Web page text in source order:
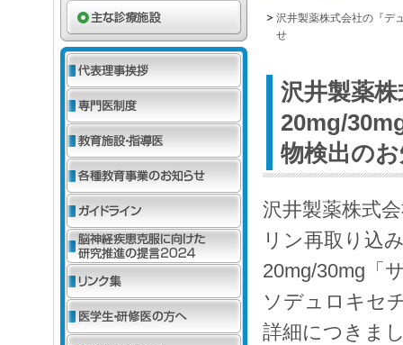
沢井製薬株式会社の『デ
せ
沢井製薬
20mg/
物検出の
沢井製薬株式
リン再取り込
20mg/30mg「
ソデュロキセ
詳細につきま